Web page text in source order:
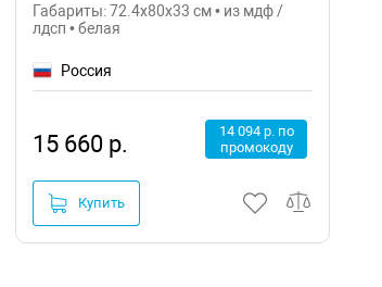
Габариты: 72.4x80x33 см • из мдф /
лдсп • белая
Россия
15 660 р.
14 094 р. по
промокоду
Купить